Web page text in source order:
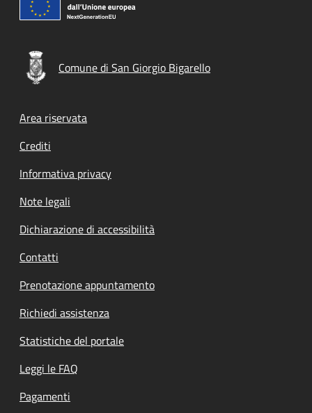
Comune di San Giorgio Bigarello
Footer menu
Area riservata
Crediti
Informativa privacy
Note legali
Dichiarazione di accessibilità
Contatti
Prenotazione appuntamento
Richiedi assistenza
Statistiche del portale
Leggi le FAQ
Pagamenti